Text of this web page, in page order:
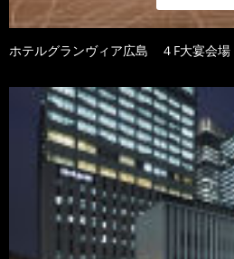
ホテルグランヴィア広島 ４F大宴会場